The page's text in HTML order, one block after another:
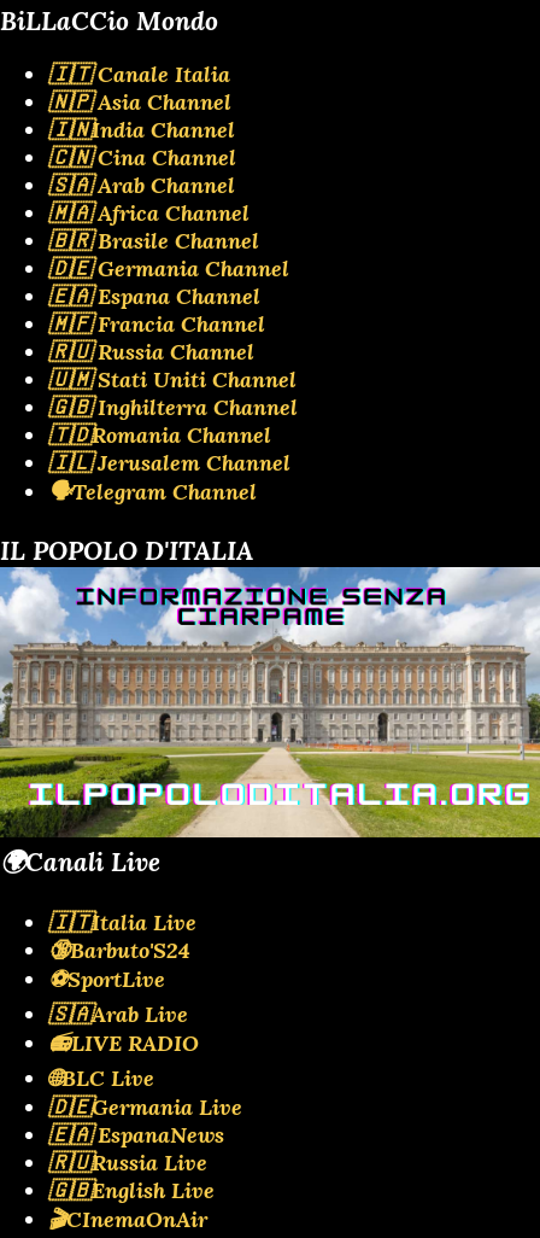
BiLLaCCio Mondo
🇮🇹 Canale Italia
🇳🇵 Asia Channel
🇮🇳India Channel
🇨🇳 Cina Channel
🇸🇦 Arab Channel
🇲🇦 Africa Channel
🇧🇷 Brasile Channel
🇩🇪 Germania Channel
🇪🇦 Espana Channel
🇲🇫 Francia Channel
🇷🇺 Russia Channel
🇺🇲 Stati Uniti Channel
🇬🇧 Inghilterra Channel
🇹🇩Romania Channel
🇮🇱 Jerusalem Channel
🗣️Telegram Channel
IL POPOLO D'ITALIA
🌍Canali Live
🇮🇹Italia Live
🔞Barbuto'S24
⚽SportLive
🇸🇦Arab Live
📻LIVE RADIO
🌐BLC Live
🇩🇪Germania Live
🇪🇦 EspanaNews
🇷🇺Russia Live
🇬🇧English Live
🎬CInemaOnAir